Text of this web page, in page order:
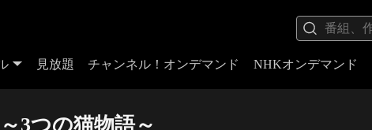
見放題 チャンネル！オンデマンド NHKオンデマンド
3つの猫物語～